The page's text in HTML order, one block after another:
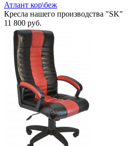
Атлант кор\беж
Кресла нашего производства "SK"
11 800 руб.